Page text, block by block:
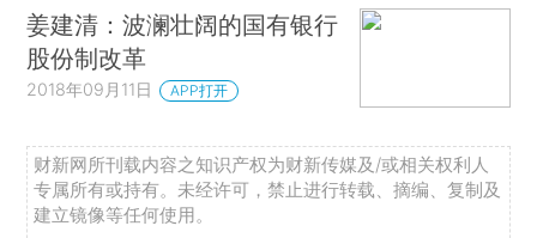
姜建清：波澜壮阔的国有银行
股份制改革
2018年09月11日 APP打开
财新网所刊载内容之知识产权为财新传媒及/或相关权利人
专属所有或持有。未经许可，禁止进行转载、摘编、复制及
建立镜像等任何使用。